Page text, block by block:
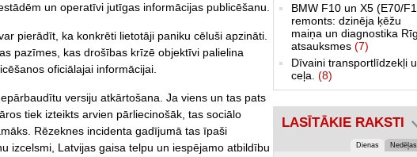
un operatīvi jutīgas informācijas publicēšanu.
pierādīt, ka konkrēti lietotāji paniku cēluši apzināti.
pazīmes, kas drošības krīzē objektīvi palielina
oficiālajai informācijai.
versiju atkārtošana. Ja viens un tas pats
tiek izteikts arvien pārliecinošāk, tas sociālo
Rēzeknes incidenta gadījumā tas īpaši
izcelsmi, Latvijas gaisa telpu un iespējamo atbildību
BMW F10 un X5 (E70/
remonts: dzinēja ķēžu
maiņa un diagnostika
atsauksmes (7)
Dīvaini transportlīdzekļi
ceļa. (8)
LASĪTĀKIE RAKSTI
Dienas Nedēļas